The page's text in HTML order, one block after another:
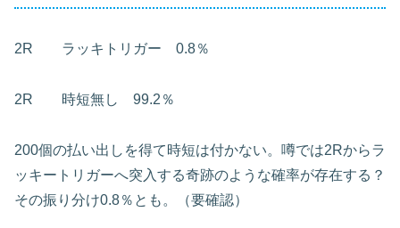
2R ラッキトリガー 0.8％
2R 時短無し 99.2％
200個の払い出しを得て時短は付かない。噂では2Rからラ
ッキートリガーへ突入する奇跡のような確率が存在する？
その振り分け0.8％とも。（要確認）